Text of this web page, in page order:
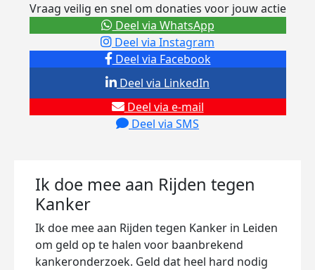
Vraag veilig en snel om donaties voor jouw actie
Deel via Facebook
Deel via Instagram
Deel via e-mail
Deel via SMS
Deel via LinkedIn
Deel via WhatsApp
Ik doe mee aan Rijden tegen
Kanker
Ik doe mee aan Rijden tegen Kanker in Leiden
om geld op te halen voor baanbrekend
kankeronderzoek. Geld dat heel hard nodig